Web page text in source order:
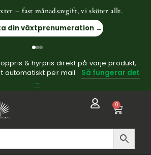
– fast månadsavgift, vi sköter allt.
din växtprenumeration →
& hyrpris direkt på varje produkt,
automatiskt per mail. Så fungerar det
→
0